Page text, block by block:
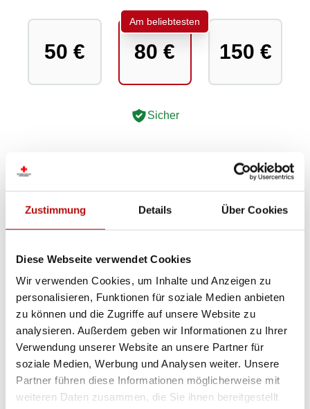
Zustimmung Details Über Cookies
Diese Webseite verwendet Cookies
Wir verwenden Cookies, um Inhalte und Anzeigen zu
personalisieren, Funktionen für soziale Medien anbieten
zu können und die Zugriffe auf unsere Website zu
analysieren. Außerdem geben wir Informationen zu Ihrer
Verwendung unserer Website an unsere Partner für
soziale Medien, Werbung und Analysen weiter. Unsere
Partner führen diese Informationen möglicherweise mit
weiteren Daten zusammen, die Sie ihnen bereitgestellt
50 € 80 €
Am beliebtesten
150 €
Sicher
Unsere Hilfe in Österreich: Armut
DieIndividuelle Spontanhilfedes Roten Kreuzes
Damit diese Notsituation nicht zum Dauerzustand
wird, unterstützen wir durch rasche und
individuelle Beratung, Information über gesetzliche
Ansprüche, Vernetzung mit anderen
Betreuungseinrichtungen und einmalige finanzielle
und materielle Überbrückungshilfen in Form von
Gutscheinen oder notwendigen Anschaffungen.